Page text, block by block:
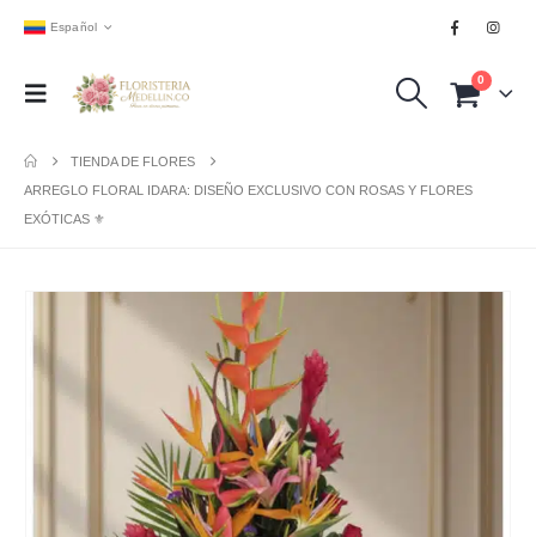
Español
0
TIENDA DE FLORES
ARREGLO FLORAL IDARA: DISEÑO EXCLUSIVO CON ROSAS Y FLORES
EXÓTICAS ⚜️